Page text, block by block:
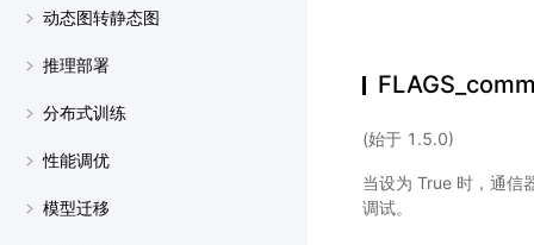
动态图转静态图
推理部署
分布式训练
性能调优
模型迁移
(始于 1.5.0)
当设为 True 时，通信
调试。